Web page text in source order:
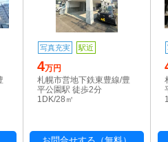
写真充実 駅近
4万円
札幌市営地下鉄東豊線/豊
平公園駅 徒歩2分
1DK/28㎡